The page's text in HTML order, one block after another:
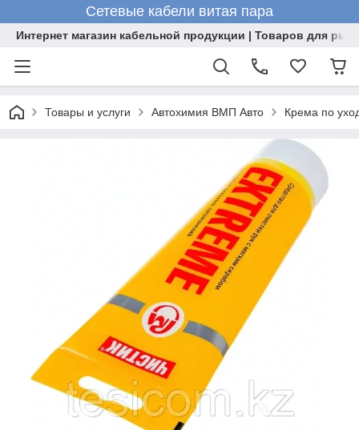
Сетевые кабели витая пара
Интернет магазин кабельной продукции | Товаров для
Товары и услуги Автохимия ВМП Авто Крема по